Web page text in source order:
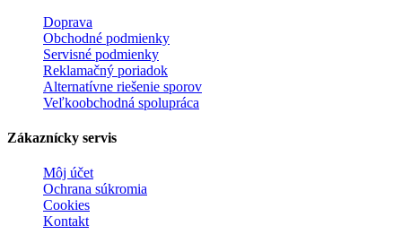
Doprava
Obchodné podmienky
Servisné podmienky
Reklamačný poriadok
Alternatívne riešenie sporov
Veľkoobchodná spolupráca
Zákaznícky servis
Môj účet
Ochrana súkromia
Cookies
Kontakt